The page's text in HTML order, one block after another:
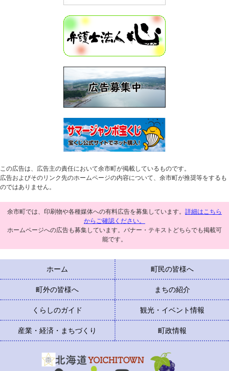
この広告は、広告主の責任において余市町が掲載しているものです。
広告およびそのリンク先のホームページの内容について、余市町が推奨等をするも
のではありません。
余市町では、印刷物や各種媒体への有料広告を募集しています。 詳細はこちら
からご確認ください。
ホームページへの広告も募集しています。バナー・テキストどちらでも掲載可
能です。
ホーム 町民の皆様へ
町外の皆様へ まちの紹介
くらしのガイド 観光・イベント情報
産業・経済・まちづくり 町政情報